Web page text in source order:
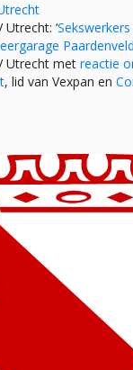
Utrecht: ‘
Paardenveld
Utrecht met reactie
, lid van Vexpan en